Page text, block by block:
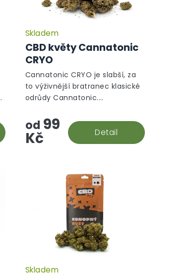
CBD květy Cannatonic
CRYO
Skladem
od 99
Kč Detail
Cannatonic CRYO je slabší, za
to výživnější bratranec klasické
odrůdy Cannatonic.
potencí CBD, pouze 8,37 % CBD,
ale za to Vás okouzlí svou...
PrůměrnéSkladem